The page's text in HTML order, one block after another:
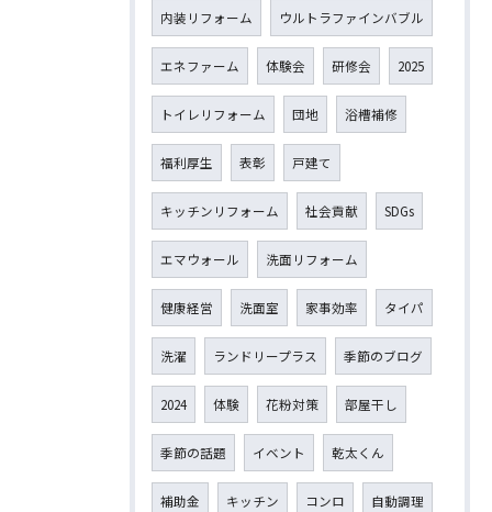
内装リフォーム ウルトラファインバブル
エネファーム 体験会 研修会 2025
トイレリフォーム 団地 浴槽補修
福利厚生 表彰 戸建て
キッチンリフォーム 社会貢献 SDGs
エマウォール 洗面リフォーム
健康経営 洗面室 家事効率 タイパ
洗濯 ランドリープラス 季節のブログ
2024 体験 花粉対策 部屋干し
季節の話題 イベント 乾太くん
補助金 キッチン コンロ 自動調理